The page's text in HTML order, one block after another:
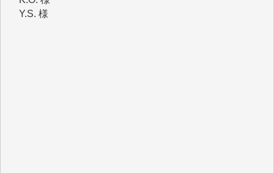
y.m. 様
R.N. 様